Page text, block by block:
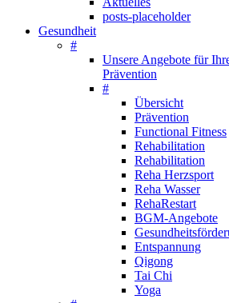
posts-placeholder
Gesundheit
#
Unsere Angebote für
Prävention
#
Übersicht
Prävention
Functional Fitness
Rehabilitation
Rehabilitation
Reha Herzsport
Reha Wasser
RehaRestart
BGM-Angebote
Entspannung
Qigong
Tai Chi
Yoga